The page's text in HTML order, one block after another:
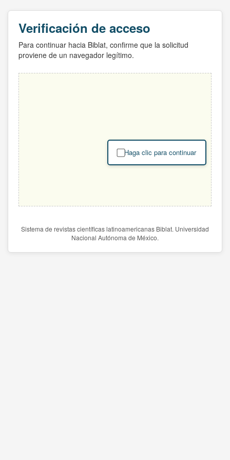
Verificación de acceso
Para continuar hacia Biblat, confirme que la solicitud
proviene de un navegador legítimo.
Haga clic para continuar
Sistema de revistas científicas latinoamericanas Biblat. Universidad
Nacional Autónoma de México.